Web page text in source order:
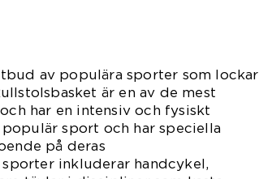
av populära sporter som lockar
är en av de mest
har en intensiv och fysiskt
sport och har speciella
på deras
inkluderar handcykel,